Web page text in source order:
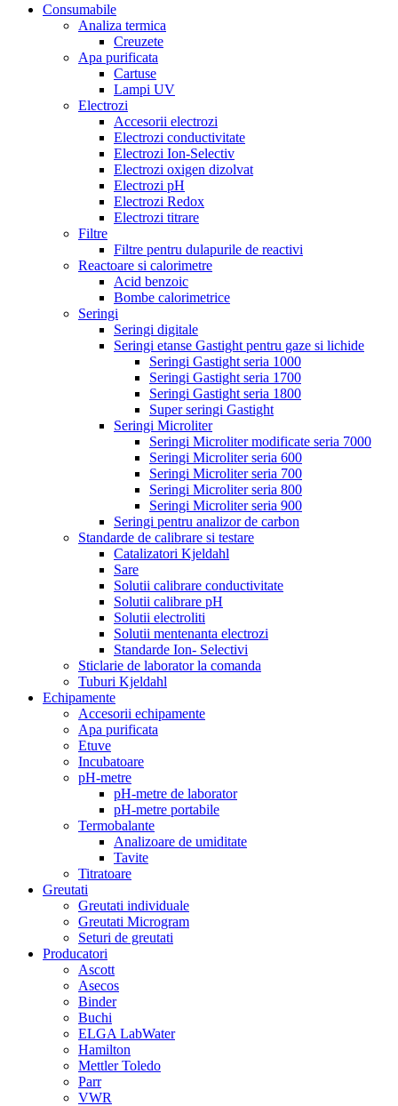
Consumabile
Analiza termica
Creuzete
Apa purificata
Cartuse
Lampi UV
Electrozi
Accesorii electrozi
Electrozi conductivitate
Electrozi Ion-Selectiv
Electrozi oxigen dizolvat
Electrozi pH
Electrozi Redox
Electrozi titrare
Filtre
Filtre pentru dulapurile de reactivi
Reactoare si calorimetre
Acid benzoic
Bombe calorimetrice
Seringi
Seringi digitale
Seringi etanse Gastight pentru gaze si lichide
Seringi Gastight seria 1000
Seringi Gastight seria 1700
Seringi Gastight seria 1800
Super seringi Gastight
Seringi Microliter
Seringi Microliter modificate seria 7000
Seringi Microliter seria 600
Seringi Microliter seria 700
Seringi Microliter seria 800
Seringi Microliter seria 900
Seringi pentru analizor de carbon
Standarde de calibrare si testare
Catalizatori Kjeldahl
Sare
Solutii calibrare conductivitate
Solutii calibrare pH
Solutii electroliti
Solutii mentenanta electrozi
Standarde Ion- Selectivi
Sticlarie de laborator la comanda
Tuburi Kjeldahl
Echipamente
Accesorii echipamente
Apa purificata
Etuve
Incubatoare
pH-metre
pH-metre de laborator
pH-metre portabile
Termobalante
Analizoare de umiditate
Tavite
Titratoare
Greutati
Greutati individuale
Greutati Microgram
Seturi de greutati
Producatori
Ascott
Asecos
Binder
Buchi
ELGA LabWater
Hamilton
Mettler Toledo
Parr
VWR